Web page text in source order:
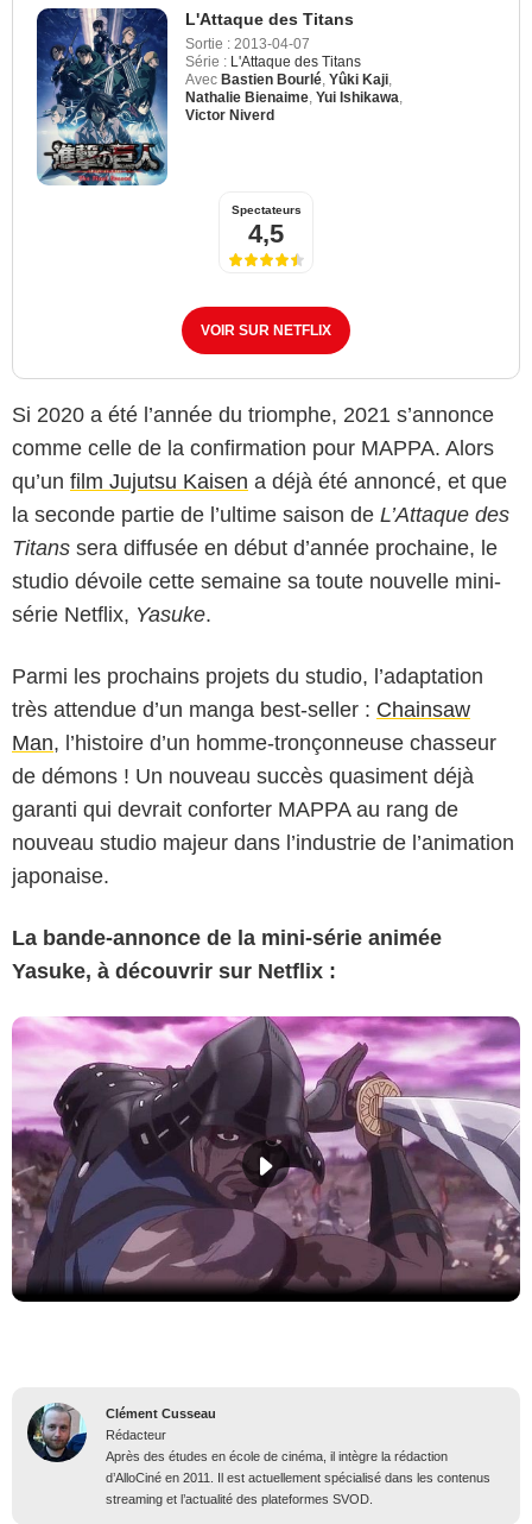
L'Attaque des Titans
Sortie : 2013-04-07
Série : L'Attaque des Titans
Avec Bastien Bourlé Yûki Kaji
Nathalie Bienaime Yui Ishikawa
Victor Niverd
Spectateurs
4,5
VOIR SUR NETFLIX
Si 2020 a été l’année du triomphe, 2021 s’annonce
comme celle de la confirmation pour MAPPA. Alors
qu’un film Jujutsu Kaisen a déjà été annoncé, et que
la seconde partie de l’ultime saison de L’Attaque des
Titans sera diffusée en début d’année prochaine, le
studio dévoile cette semaine sa toute nouvelle mini-
série Netflix, Yasuke.
Parmi les prochains projets du studio, l’adaptation
très attendue d’un manga best-seller : Chainsaw
Man, l’histoire d’un homme-tronçonneuse chasseur
de démons ! Un nouveau succès quasiment déjà
garanti qui devrait conforter MAPPA au rang de
nouveau studio majeur dans l’industrie de l’animation
japonaise.
La bande-annonce de la mini-série animée
Yasuke, à découvrir sur Netflix :
Clément Cusseau
Rédacteur
Après des études en école de cinéma, il intègre la rédaction
d’AlloCiné en 2011. Il est actuellement spécialisé dans les contenus
streaming et l’actualité des plateformes SVOD.